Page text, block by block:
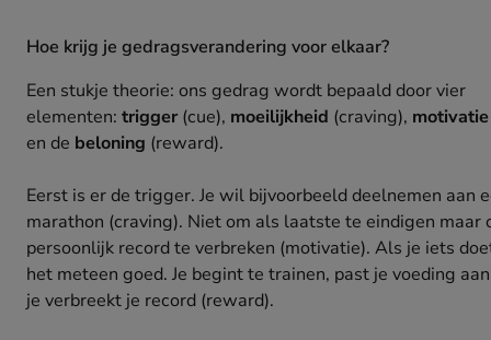
Hoe krijg je gedragsverandering voor elkaar?
Een stukje theorie: ons gedrag wordt bepaald door vier
elementen: trigger (cue), moeilijkheid (craving), motivatie
en de beloning (reward).
Eerst is er de trigger. Je wil bijvoorbeeld deelnemen aan
marathon (craving). Niet om als laatste te eindigen maar
persoonlijk record te verbreken (motivatie). Als je iets
het meteen goed. Je begint te trainen, past je voeding
je verbreekt je record (reward).